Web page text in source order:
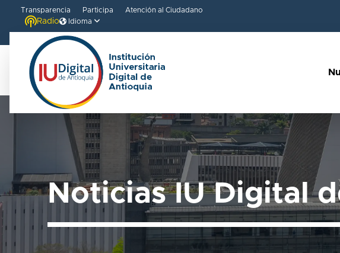
Transparencia Participa Atención al Ciudadano
Radio Idioma
Noticias IU Digital